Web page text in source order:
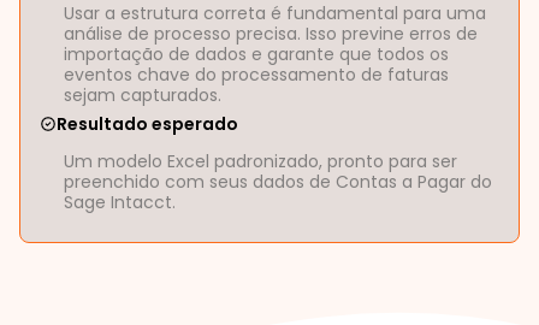
Usar a estrutura correta é fundamental para uma
análise de processo precisa. Isso previne erros de
importação de dados e garante que todos os
eventos chave do processamento de faturas
sejam capturados.
Resultado esperado
Um modelo Excel padronizado, pronto para ser
preenchido com seus dados de Contas a Pagar do
Sage Intacct.